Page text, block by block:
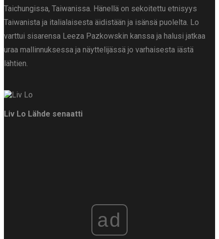
Taichungissa, Taiwanissa. Hänellä on sekoitettu etnisyys
Taiwanista ja italialaisesta äidistään ja isänsä puolelta. Lo
varttui sisarensa Leeza Pazkowskin kanssa ja halusi jatkaa
uraa mallinnuksessa ja näyttelijässä jo varhaisesta iästä
lähtien.
Liv Lo Lähde senaatti
ad